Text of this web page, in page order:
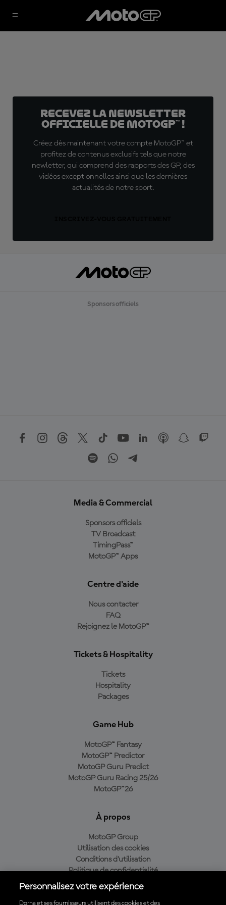
Recevez la Newsletter
officielle de MotoGP™ !
Créez dès maintenant votre compte MotoGP™ et
profitez de contenus exclusifs tels que notre
newletter, qui comprend des rapports des GP, des
vidéos exceptionnelles ainsi que les dernières
actualités de notre sport.
Sponsors officiels
Media & Commercial
Sponsors officiels
TV Broadcast
TimingPass™
MotoGP™ Apps
Centre d'aide
Nous contacter
FAQ
Rejoignez le MotoGP™
Tickets & Hospitality
Tickets
Hospitality
Packages
Game Hub
MotoGP™ Fantasy
MotoGP™ Predictor
MotoGP Guru Predict
MotoGP Guru Racing 25/26
MotoGP™26
À propos
MotoGP Group
Utilisation des cookies
Conditions d'utilisation
Politique de confidentialité
Politique d’achat
Personnalisez votre expérience
Dorna et ses fournisseurs utilisent des cookies et des